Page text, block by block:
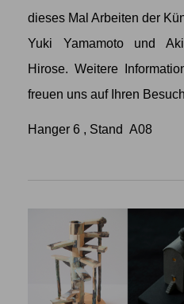
dieses Mal Arbeiten der
Yuki Yamamotound
Hirose. Weitere
freuen uns auf Ihren
Hanger 6 , Stand A08